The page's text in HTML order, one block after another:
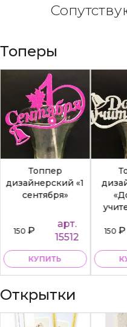
Топеры
Топпер
дизайнерский «1
сентября»
150₽
арт.
15512
КУПИТЬ
150₽
Открытки